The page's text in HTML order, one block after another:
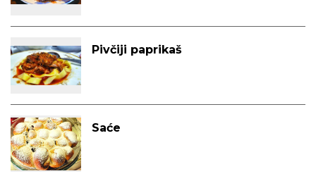
Pivčiji paprikaš
Saće